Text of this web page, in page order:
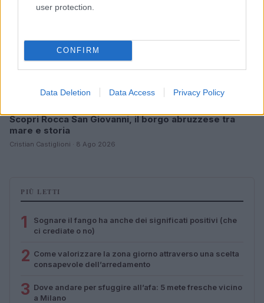
user protection.
CONFIRM
Data Deletion Data Access Privacy Policy
Scopri Rocca San Giovanni, il borgo abruzzese tra
mare e storia
Cristian Castiglioni · 8 Ago 2026
PIÙ LETTI
1
Sognare il fango ha anche dei significati positivi (che
ci crediate o no)
2 Come valorizzare la zona giorno attraverso una scelta
consapevole dell’arredamento
3 Dove andare per sfuggire all’afa: 5 mete fresche vicino
a Milano